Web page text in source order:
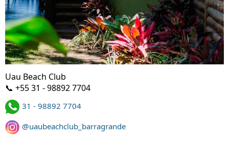
Uau Beach Club
📞 +55 31 - 98892 7704
31 - 98892 7704
@uaubeachclub_barragrande